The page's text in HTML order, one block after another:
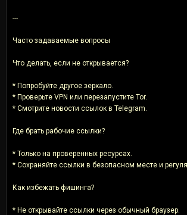
---
Часто задаваемые вопросы
Что делать, если не открывается?
* Попробуйте другое зеркало.
* Проверьте VPN или перезапустите Tor.
* Смотрите новости ссылок в Telegram.
Где брать рабочие ссылки?
* Только на проверенных ресурсах.
* Сохраняйте ссылки в безопасном месте и
Как избежать фишинга?
* Не открывайте ссылки через обычный браузер.